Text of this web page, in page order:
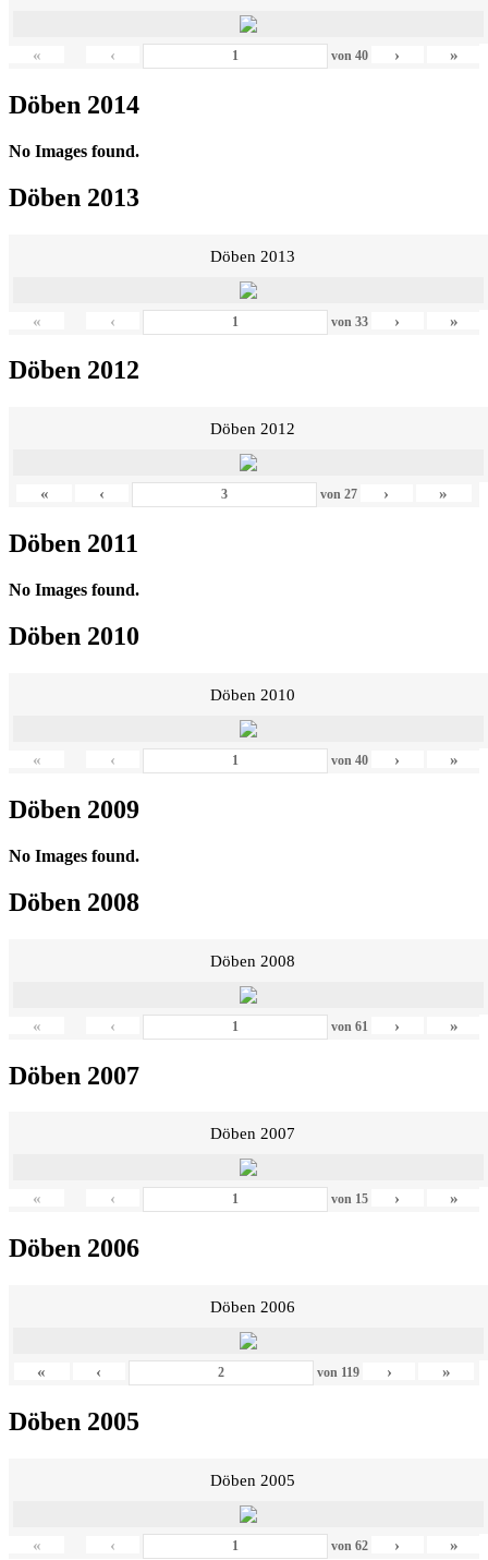
« ‹ von 40 › »
Döben 2014
No Images found.
Döben 2013
Döben 2013
« ‹ von 33 › »
Döben 2012
Döben 2012
« ‹ von 27 › »
Döben 2011
No Images found.
Döben 2010
Döben 2010
« ‹ von 40 › »
Döben 2009
No Images found.
Döben 2008
Döben 2008
« ‹ von 61 › »
Döben 2007
Döben 2007
« ‹ von 15 › »
Döben 2006
Döben 2006
« ‹ von 119 › »
Döben 2005
Döben 2005
« ‹ von 62 › »